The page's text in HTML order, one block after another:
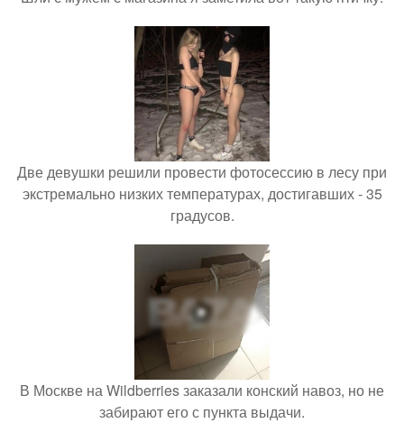
Две девушки решили провести фотосессию в лесу при
экстремально низких температурах, достигавших - 35
градусов.
В Москве на Wildberries заказали конский навоз, но не
забирают его с пункта выдачи.